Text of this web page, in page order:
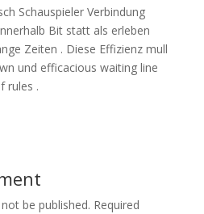
Schauspieler Verbindung
Bit statt als erleben
Zeiten . Diese Effizienz mull
und efficacious waiting line
rules .
be published. Required